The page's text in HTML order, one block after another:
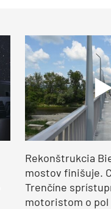
Rekonštrukcia
mostov finišuje.
Trenčíne
motoristom o pol